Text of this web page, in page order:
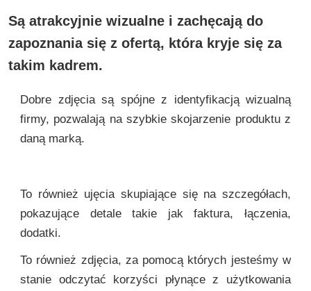
Są atrakcyjnie wizualne i zachęcają do
zapoznania się z ofertą, która kryje się za
takim kadrem.
Dobre zdjęcia są spójne z identyfikacją wizualną
firmy, pozwalają na szybkie skojarzenie produktu z
daną marką.
To również ujęcia skupiające się na szczegółach,
pokazujące detale takie jak faktura, łączenia,
dodatki.
To również zdjęcia, za pomocą których jesteśmy w
stanie odczytać korzyści płynące z użytkowania